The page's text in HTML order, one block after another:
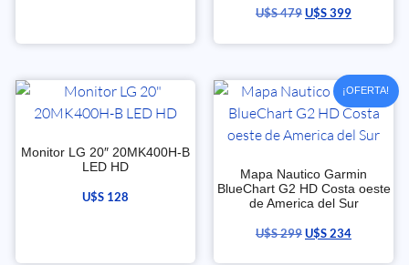
U$S479U$S399
Monitor LG 20″ 20MK400H-B
LED HD
U$S 128
¡OFERTA!
Mapa Nautico Garmin
BlueChart G2 HD Costa oeste
de America del Sur
U$S299U$S234